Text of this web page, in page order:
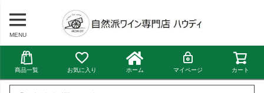
MENU
商品一覧 お気に入り ホーム マイページ カート